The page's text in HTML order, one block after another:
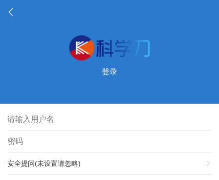
登录
安全提问(未设置请忽略)